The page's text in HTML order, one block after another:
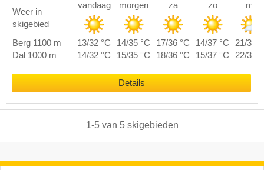
Weer in
skigebied
vandaag morgen za zo ma
Berg 1100 m 13/32 °C 14/35 °C 17/36 °C 14/37 °C
21/38
Dal 1000 m
14/32 °C 15/35 °C 18/36 °C 15/37 °C 22/38
Details
1-5van 5 skigebieden